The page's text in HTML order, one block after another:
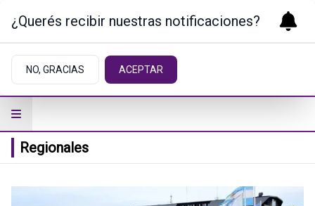
Regionales
¿Querés recibir nuestras notificaciones?
NO, GRACIAS ACEPTAR